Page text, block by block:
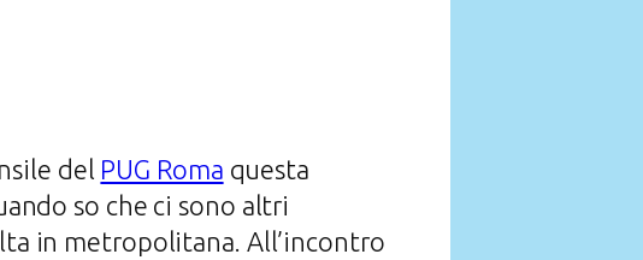
del PUG Roma questa
so che ci sono altri
in metropolitana. All’incontro